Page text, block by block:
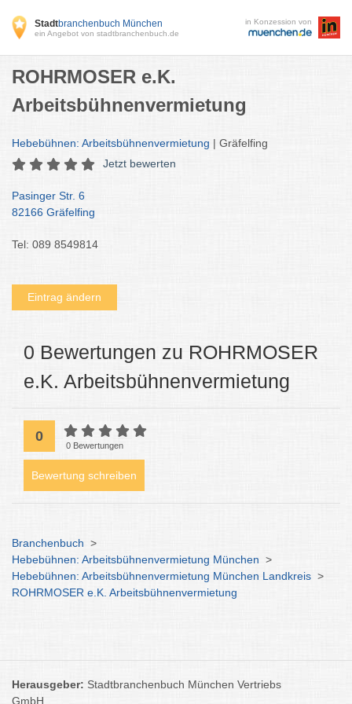
Stadtbranchenbuch München
ein Angebot von stadtbranchenbuch.de
in Konzession von
ROHRMOSER e.K.
Arbeitsbühnenvermietung
Hebebühnen: Arbeitsbühnenvermietung | Gräfelfing
Jetzt bewerten
Pasinger Str. 6
82166 Gräfelfing
Tel: 089 8549814
Eintrag ändern
0 Bewertungen zu ROHRMOSER
e.K. Arbeitsbühnenvermietung
0
0 Bewertungen
Bewertung schreiben
Branchenbuch >
Hebebühnen: Arbeitsbühnenvermietung München >
Hebebühnen: Arbeitsbühnenvermietung München Landkreis >
ROHRMOSER e.K. Arbeitsbühnenvermietung
Herausgeber: Stadtbranchenbuch München Vertriebs
GmbH